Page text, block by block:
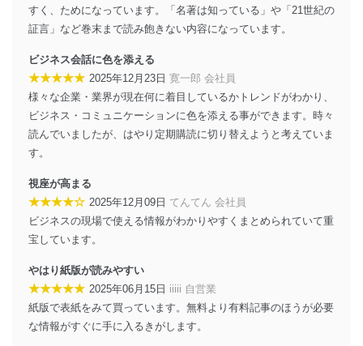
当社は、個人情報の正確性及び安全性を確保するため
に、下記セキュリティ対策をはじめとする安全対策を実
正に努めます。
アクセス制御
個人データを取り扱うことのできる機器及び当該
機器を取り扱う従業者を明確化し、 個人データへ
の不要なアクセスを防止しています。
機器に標準装備されているユーザー制御機能（ユ
ーザーアカウント制御）により、個人情報データ
ベース等を取り扱う情報システムを使用する従業
者を識別・認証しています。
個人データを取り扱う機器等のオペレーティング
システムを最新の状態に保持しています。
個人データを取り扱う機器等にセキュリティ対策
ソフトウェア等を導入し、自動更新 機能等の活用
により、これを最新状態としています。
すく、ためになっています。「名著は知っている」や「21世紀の
証言」など巻末まで読み飽きない内容になっています。
ビジネス会話に色を添える
★★★★★ 2025年12月23日 寛一郎 会社員
様々な企業・業界が現在何に着目しているかトレンドがわかり、
ビジネス・コミュニケーションに色を添える事ができます。時々
読んでいましたが、はやり定期購読に切り替えようと考えていま
す。
視座が高まる
★★★★☆ 2025年12月09日 てんてん 会社員
ビジネスの現場で使える情報がわかりやすくまとめられていて重
宝しています。
やはり紙版が読みやすい
★★★★★ 2025年06月15日 iiiii 自営業
紙版で表紙をみて買っています。無料より有料記事のほうが必要
な情報がすぐに手に入るきがします。